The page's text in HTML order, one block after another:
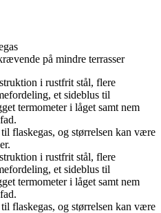
på mindre terrasser
i rustfrit stål, flere
et sideblus til
termometer i låget samt nem
flaskegas, og størrelsen kan være
i rustfrit stål, flere
et sideblus til
termometer i låget samt nem
flaskegas, og størrelsen kan være